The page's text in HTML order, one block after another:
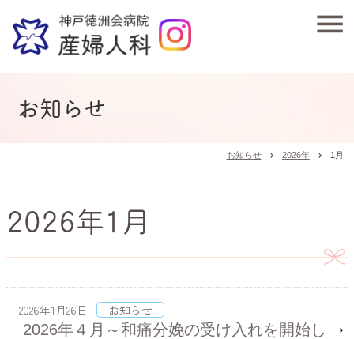
お知らせ
お知らせ chevron_right 2026年 chevron_right 1月
2026年1月
2026年４月～和痛分娩の受け入れを開始し
2026年1月26日 お知らせ